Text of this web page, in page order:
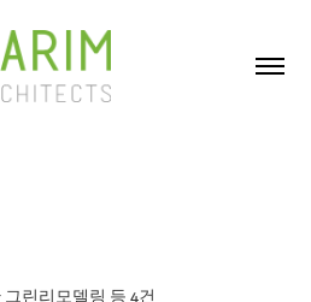
린리모델링 등 4건